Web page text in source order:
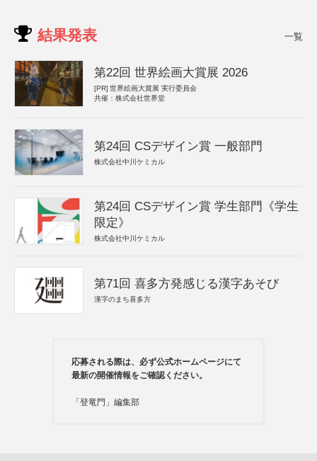
結果発表 一覧
第22回 世界絵画大賞展 2026
[PR] 世界絵画大賞展 実行委員会
共催：株式会社世界堂
第24回 CSデザイン賞 一般部門
株式会社中川ケミカル
第24回 CSデザイン賞 学生部門《学生
限定》
株式会社中川ケミカル
第71回 喜多方発感じる漢字あそび
漢字のまち喜多方
応募される際は、必ず公式ホームページにて
最新の開催情報をご確認ください。
「登竜門」編集部